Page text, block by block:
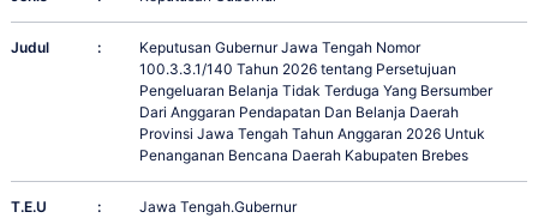
Judul :
Keputusan Gubernur Jawa Tengah Nomor
100.3.3.1/140 Tahun 2026 tentang Persetujuan
Pengeluaran Belanja Tidak Terduga Yang Bersumber
Dari Anggaran Pendapatan Dan Belanja Daerah
Provinsi Jawa Tengah Tahun Anggaran 2026 Untuk
Penanganan Bencana Daerah Kabupaten Brebes
T.E.U : Jawa Tengah.Gubernur